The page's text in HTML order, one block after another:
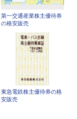
第一交通産業株主優待券
の格安販売
東急電鉄株主優待券の格
安販売